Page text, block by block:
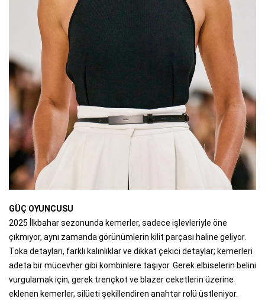
GÜÇ OYUNCUSU
2025 İlkbahar sezonunda kemerler, sadece işlevleriyle öne
çıkmıyor, aynı zamanda görünümlerin kilit parçası haline geliyor.
Toka detayları, farklı kalınlıklar ve dikkat çekici detaylar; kemerleri
adeta bir mücevher gibi kombinlere taşıyor. Gerek elbiselerin belini
vurgulamak için, gerek trençkot ve blazer ceketlerin üzerine
eklenen kemerler, silüeti şekillendiren anahtar rolü üstleniyor.